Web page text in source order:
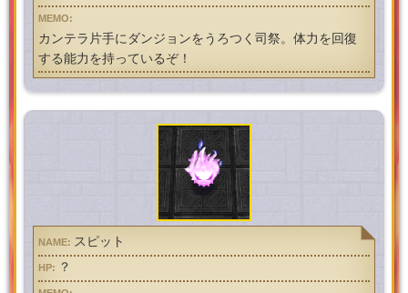
カンテラ片手にダンジョンをうろつく司祭。体力を回復
する能力を持っているぞ！
スピット
？